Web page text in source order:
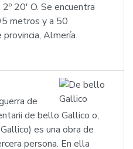
20' O. Se encuentra
metros y a 50
Almería.
de
de bello Gallico o,
es una obra de
persona. En ella